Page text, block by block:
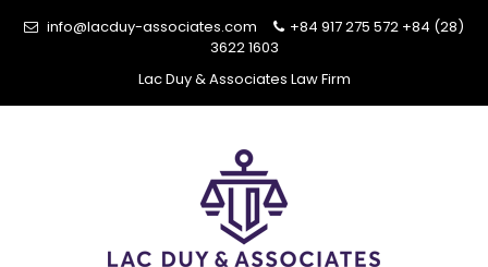
info@lacduy-associates.com +84 917 275 572 +84 (28)
3622 1603
Lac Duy & Associates Law Firm